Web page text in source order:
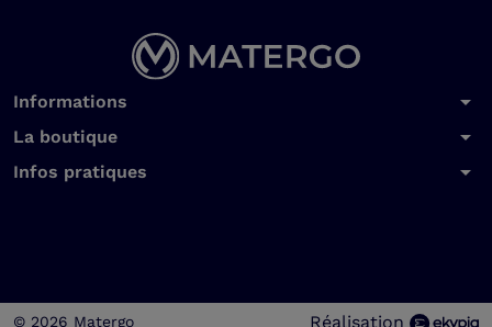
Informations arrow_drop_down
La boutique arrow_drop_down
Infos pratiques arrow_drop_down
© 2026 Matergo Réalisation